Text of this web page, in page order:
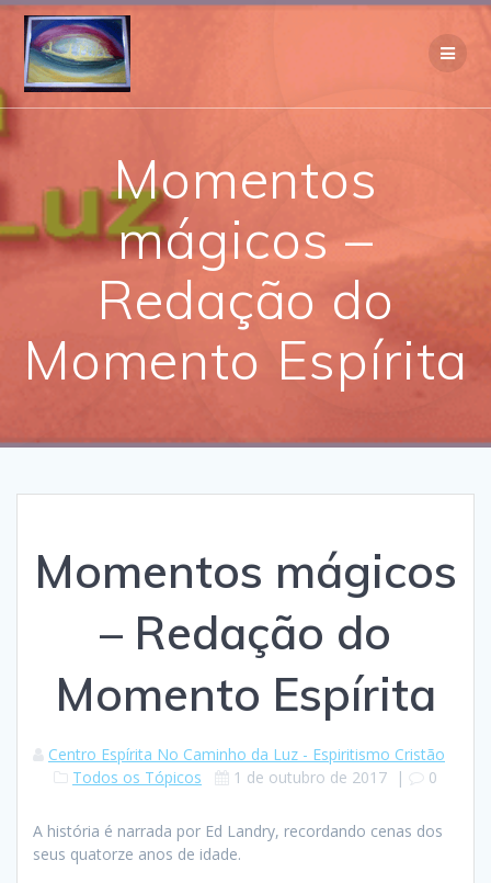
Skip
Momentos
mágicos –
Redação do
Momento Espírita
Momentos mágicos
– Redação do
Momento Espírita
Centro Espírita No Caminho da Luz - Espiritismo Cristão
Todos os Tópicos
1 de outubro de 2017 | 0
A história é narrada por Ed Landry, recordando cenas dos
seus quatorze anos de idade.